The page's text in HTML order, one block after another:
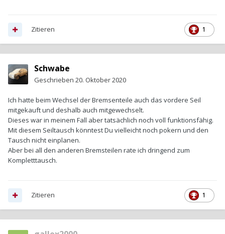
1
Zitieren
Schwabe
Geschrieben 20. Oktober 2020
Ich hatte beim Wechsel der Bremsenteile auch das vordere Seil
mitgekauft und deshalb auch mitgewechselt.
Dieses war in meinem Fall aber tatsächlich noch voll funktionsfähig.
Mit diesem Seiltausch könntest Du vielleicht noch pokern und den
Tausch nicht einplanen.
Aber bei all den anderen Bremsteilen rate ich dringend zum
Kompletttausch.
1
Zitieren